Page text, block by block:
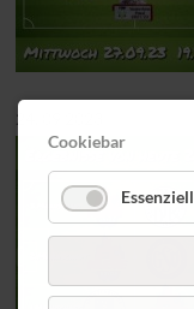
24. 09 2023
Cookiebar
Essenziell